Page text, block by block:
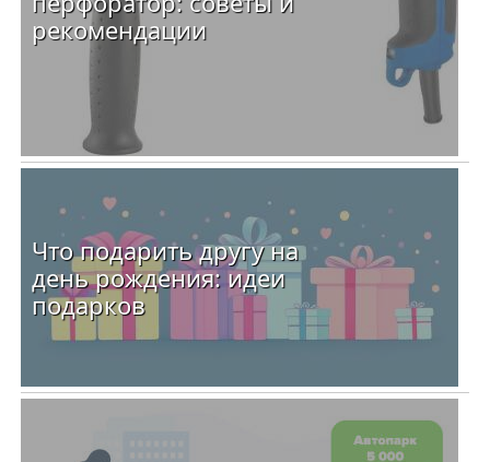
рекомендации
Что подарить другу на
день рождения: идеи
подарков